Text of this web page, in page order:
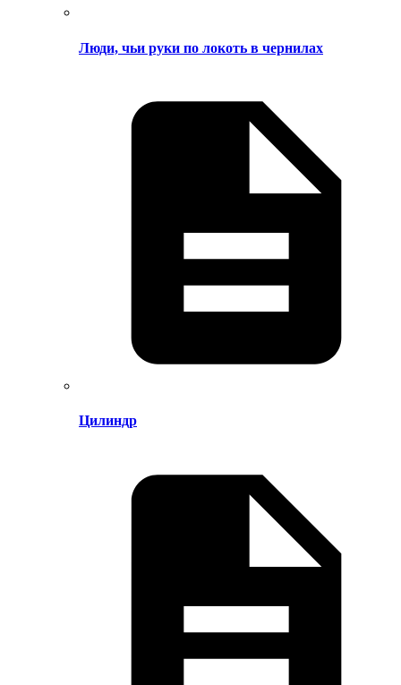
Люди, чьи руки по локоть в чернилах
Цилиндр